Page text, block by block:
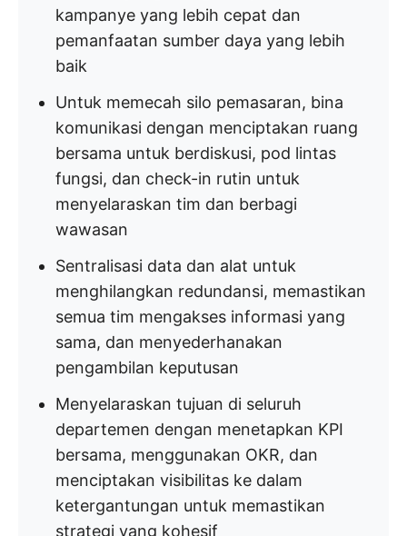
kampanye yang lebih cepat dan
pemanfaatan sumber daya yang lebih
baik
Untuk memecah silo pemasaran, bina
komunikasi dengan menciptakan ruang
bersama untuk berdiskusi, pod lintas
fungsi, dan check-in rutin untuk
menyelaraskan tim dan berbagi
wawasan
Sentralisasi data dan alat untuk
menghilangkan redundansi, memastikan
semua tim mengakses informasi yang
sama, dan menyederhanakan
pengambilan keputusan
Menyelaraskan tujuan di seluruh
departemen dengan menetapkan KPI
bersama, menggunakan OKR, dan
menciptakan visibilitas ke dalam
ketergantungan untuk memastikan
strategi yang kohesif